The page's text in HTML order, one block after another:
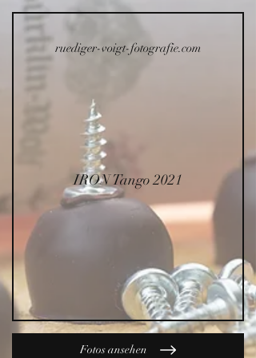
ruediger-voigt-fotografie.com
IRON Tango 2021
Fotos ansehen